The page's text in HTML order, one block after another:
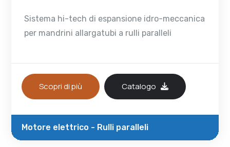
Sistema hi-tech di espansione idro-meccanica
per mandrini allargatubi a rulli paralleli
Scopri di più Catalogo
Motore elettrico - Rulli paralleli